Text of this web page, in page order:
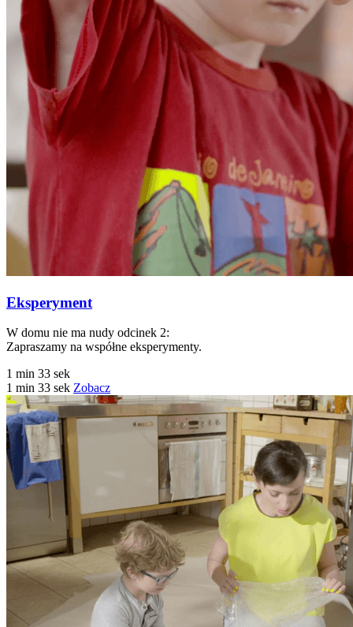
Eksperyment
W domu nie ma nudy odcinek 2:
Zapraszamy na współne eksperymenty.
1 min 33 sek
1 min 33 sek Zobacz